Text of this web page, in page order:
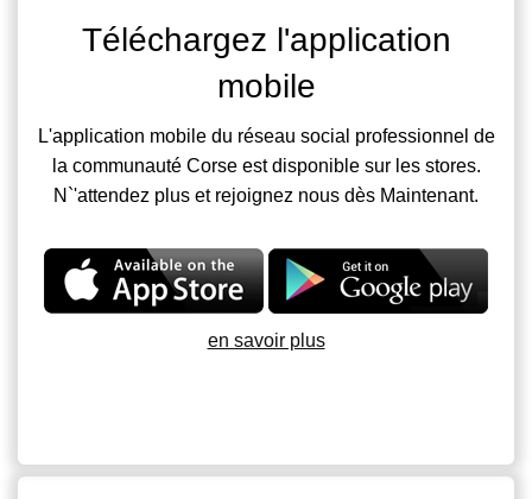
Téléchargez l'application
mobile
L'application mobile du réseau social professionnel de
la communauté Corse est disponible sur les stores.
N`'attendez plus et rejoignez nous dès Maintenant.
en savoir plus